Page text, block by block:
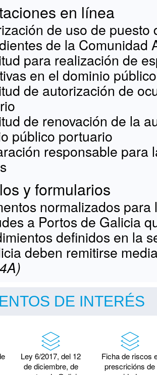
en línea
de uso de
de la Comunidad
para realización de
en el dominio
de autorización de
de renovación de la
público portuario
responsable para
y formularios
normalizados
a Portos de Galicia
definidos en la
deben remitirse
DE INTERÉS
Ley 6/2017, del 12
de diciembre, de
Ficha de riscos
prescricións de